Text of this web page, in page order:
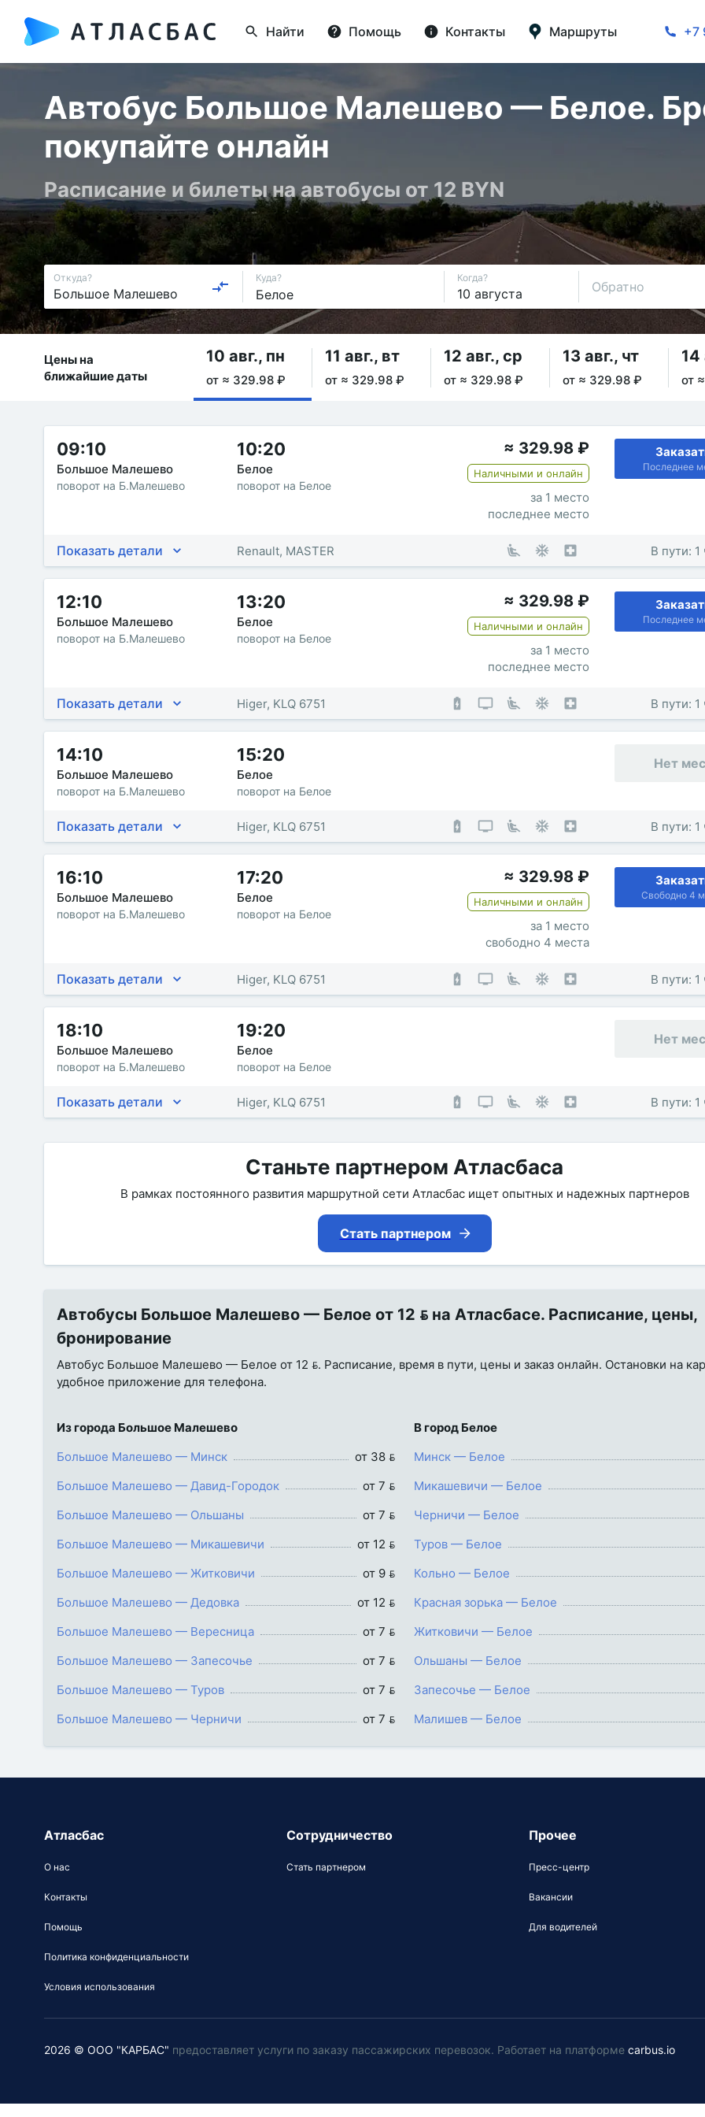
Найти Помощь Контакты Маршруты +7
Автобус Большое Малешево — Белое.
покупайте онлайн
Расписание и билеты на автобусы от 12 BYN
Откуда? Куда? Когда?
Обратно
Цены на
ближайшие даты
10 авг., пн
от ≈ 329.98 ₽
11 авг., вт
от ≈ 329.98 ₽
12 авг., ср
от ≈ 329.98 ₽
13 авг., чт
от ≈ 329.98 ₽
14
от
09:10
Большое Малешево
поворот на Б.Малешево
10:20
Белое
поворот на Белое
≈ 329.98 ₽
Наличными и онлайн
за 1 место
последнее место
Последнее
Показать детали Renault, MASTER В пути: 1
12:10
Большое Малешево
поворот на Б.Малешево
13:20
Белое
поворот на Белое
≈ 329.98 ₽
Наличными и онлайн
за 1 место
последнее место
Последнее
Показать детали Higer, KLQ 6751 В пути: 1
14:10
Большое Малешево
поворот на Б.Малешево
15:20
Белое
поворот на Белое
Нет
Показать детали Higer, KLQ 6751 В пути: 1
16:10
Большое Малешево
поворот на Б.Малешево
17:20
Белое
поворот на Белое
≈ 329.98 ₽
Наличными и онлайн
за 1 место
свободно 4 места
Свободно 4
Показать детали Higer, KLQ 6751 В пути: 1
18:10
Большое Малешево
поворот на Б.Малешево
19:20
Белое
поворот на Белое
Нет
Показать детали Higer, KLQ 6751 В пути: 1
Станьте партнером Атласбаса
В рамках постоянного развития маршрутной сети Атласбас ищет опытных и надежных партнеров
Стать партнером
Автобусы Большое Малешево — Белое от 12  на Атласбасе. Расписание, цены,
бронирование
Автобус Большое Малешево — Белое от 12 . Расписание, время в пути, цены и заказ онлайн. Остановки на
удобное приложение для телефона.
Из города Большое Малешево
Большое Малешево — Минск
от 38 
Большое Малешево — Давид-Городок
от 7 
Большое Малешево — Ольшаны
от 7 
Большое Малешево — Микашевичи
от 12 
Большое Малешево — Житковичи
от 9 
Большое Малешево — Дедовка
от 12 
Большое Малешево — Вересница
от 7 
Большое Малешево — Запесочье
от 7 
Большое Малешево — Туров
от 7 
Большое Малешево — Черничи
от 7 
В город Белое
Минск — Белое
Микашевичи — Белое
Черничи — Белое
Туров — Белое
Кольно — Белое
Красная зорька — Белое
Житковичи — Белое
Ольшаны — Белое
Запесочье — Белое
Малишев — Белое
Атласбас
О нас
Контакты
Помощь
Политика конфиденциальности
Условия использования
Сотрудничество
Стать партнером
Прочее
Пресс-центр
Вакансии
Для водителей
2026 © ООО "КАРБАС" предоставляет услуги по заказу пассажирских перевозок. Работает на платформе carbus.io